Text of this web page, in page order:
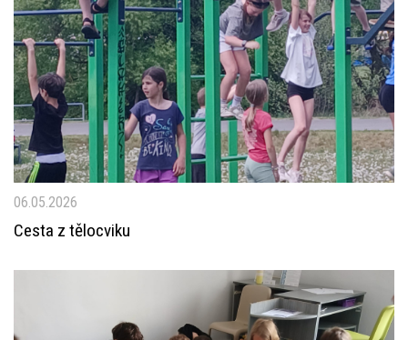
06.05.2026
Cesta z tělocviku